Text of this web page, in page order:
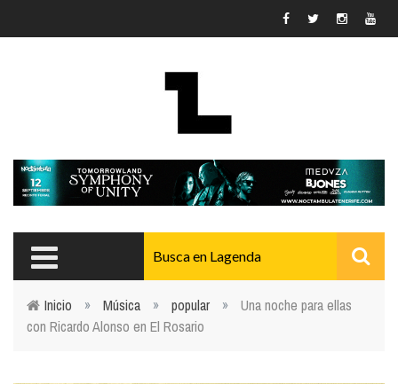
Usted está aquí
Inicio » Música » popular »
Una noche para ellas
con Ricardo Alonso en El Rosario